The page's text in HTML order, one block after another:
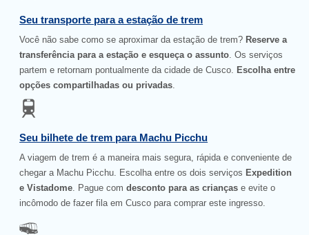
Seu transporte para a estação de trem
Você não sabe como se aproximar da estação de trem? Reserve a
transferência para a estação e esqueça o assunto . Os serviços
partem e retornam pontualmente da cidade de Cusco.
Escolha entre
opções compartilhadas ou privadas
Seu bilhete de trem para Machu Picchu
A viagem de trem é a maneira mais segura, rápida e conveniente de
chegar a Machu Picchu. Escolha entre os dois serviços Expedition
e Vistadome . Pague comdesconto para as crianças e evite o
incômodo de fazer fila em Cusco para comprar este ingresso.